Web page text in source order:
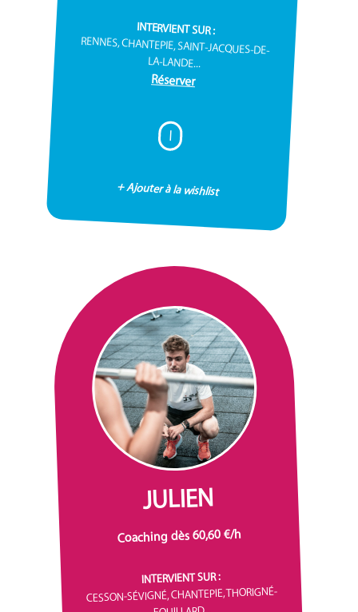
INTERVIENT SUR :
RENNES, CHANTEPIE, SAINT-JACQUES-DE-
LA-LANDE...
Réserver
I
+ Ajouter à la wishlist
JULIEN
Coaching dès 60,60 €/h
INTERVIENT SUR :
CESSON-SÉVIGNÉ, CHANTEPIE, THORIGNÉ-